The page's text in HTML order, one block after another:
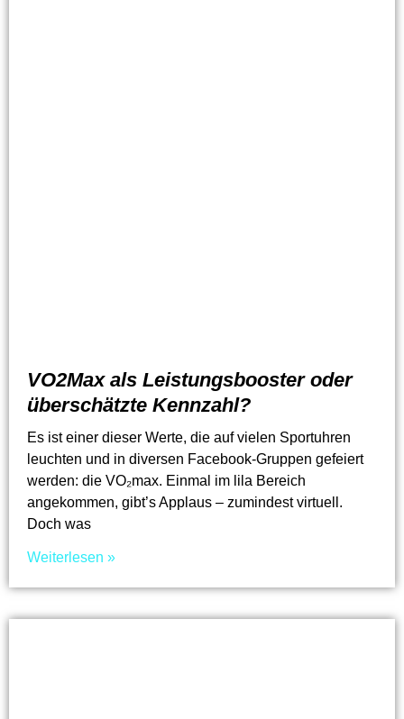
VO2Max als Leistungsbooster oder
überschätzte Kennzahl?
Es ist einer dieser Werte, die auf vielen Sportuhren
leuchten und in diversen Facebook-Gruppen gefeiert
werden: die VO₂max. Einmal im lila Bereich
angekommen, gibt’s Applaus – zumindest virtuell.
Doch was
Weiterlesen »